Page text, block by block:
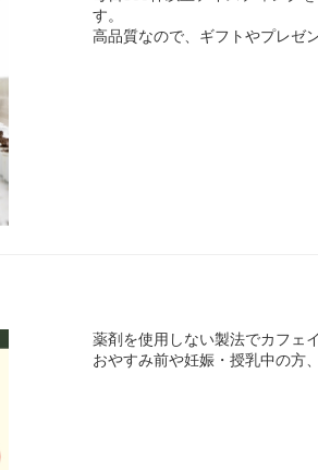
す。
高品質なので、ギフトやプレゼ
薬剤を使用しない製法でカフェ
おやすみ前や妊娠・授乳中の方